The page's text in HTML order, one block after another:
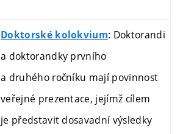
Doktorské kolokvium: Doktorandi
a doktorandky prvního
a druhého ročníku mají povinnost
veřejné prezentace, jejímž cílem
je představit dosavadní výsledky